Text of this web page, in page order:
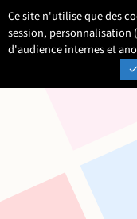
Ce site n'utilise que des
session, personnalisation
d'audience internes et
Aller
au
contenu
Aller
au
menu
Aller
au
pied
page
UNIVERSITÉ DE LILLE
INSPIRONS DEMAIN